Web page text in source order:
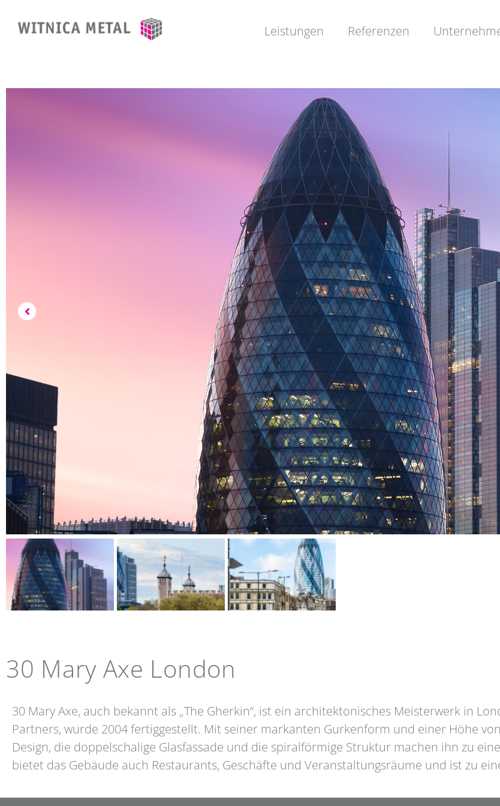
Leistungen Referenzen
30 Mary Axe London
30 Mary Axe, auch bekannt als „The Gherkin“, ist ein architektonisches Meisterwerk in
Partners, wurde 2004 fertiggestellt. Mit seiner markanten Gurkenform und einer Höhe
Design, die doppelschalige Glasfassade und die spiralförmige Struktur machen ihn zu
bietet das Gebäude auch Restaurants, Geschäfte und Veranstaltungsräume und ist zu